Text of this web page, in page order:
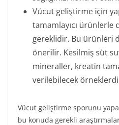
Vücut geliştirme için
tamamlayıcı ürünlerle
gereklidir. Bu ürünleri
önerilir. Kesilmiş süt
mineraller, kreatin
verilebilecek
Vücut geliştirme sporunu
bu konuda gerekli